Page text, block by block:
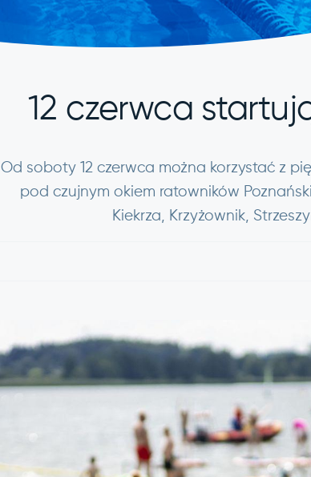
12 czerwca
Od soboty 12 czerwca można korzystać z
pod czujnym okiem ratowników
Kiekrza, Krzyżownik,